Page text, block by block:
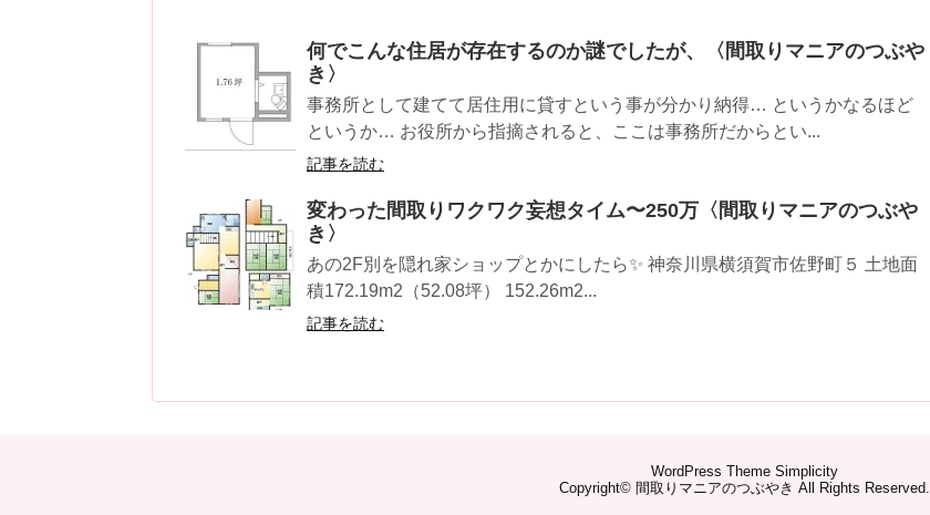
何でこんな住居が存在するのか謎でしたが、〈間取りマニアのつぶや
き〉
事務所として建てて居住用に貸すという事が分かり納得… というかなるほど
というか… お役所から指摘されると、ここは事務所だからとい...
記事を読む
変わった間取りワクワク妄想タイム〜250万〈間取りマニアのつぶや
き〉
あの2F別を隠れ家ショップとかにしたら✨ 神奈川県横須賀市佐野町５ 土地面
積172.19m2（52.08坪） 152.26m2...
記事を読む
WordPress Theme Simplicity
Copyright© 間取りマニアのつぶやき All Rights Reserved.